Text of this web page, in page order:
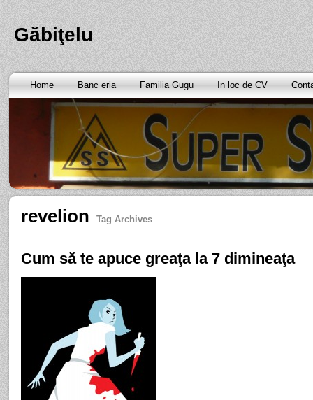
Găbiţelu
Home Banc eria Familia Gugu In loc de CV
revelion Tag Archives
Cum să te apuce greaţa la 7 dimineaţa